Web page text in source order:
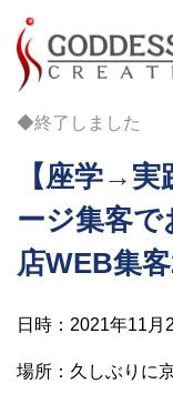
◆終了しました
【座学→
ージ集客
店WEB集
日時：2021年11月
場所：久しぶりに